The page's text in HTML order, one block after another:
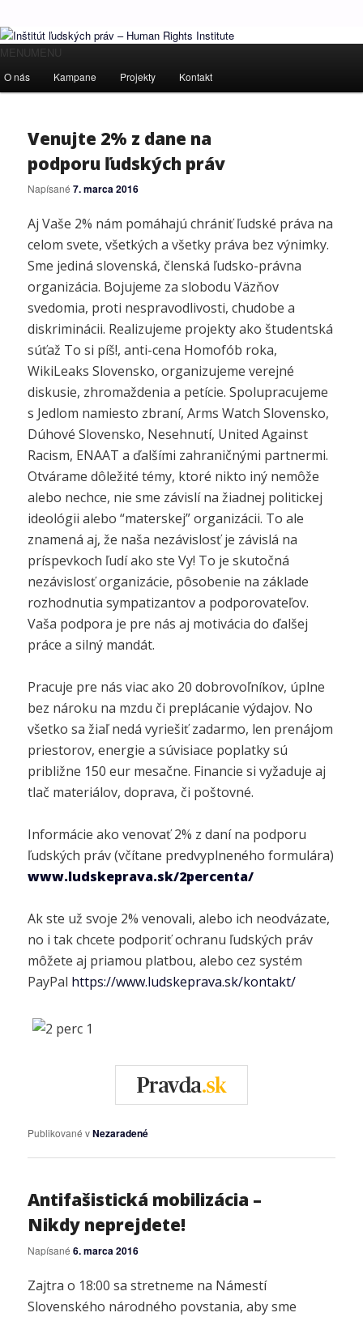
Inštitút ľudských práv – Human
Rights Institute
Ľudské práva pre všetkých!
Hlavné
Preskočiť
na
primárny
obsah
Preskočiť
na
sekundárny
obsah
MENU MENU
O nás Kampane Projekty Kontakt
Venujte 2% z dane na
podporu ľudských práv
Napísané7. marca 2016
Aj Vaše 2% nám pomáhajú chrániť ľudské práva na
celom svete, všetkých a všetky práva bez výnimky.
Sme jediná slovenská, členská ľudsko-právna
organizácia. Bojujeme za slobodu Väzňov
svedomia, proti nespravodlivosti, chudobe a
diskriminácii. Realizujeme projekty ako študentská
súťaž To si píš!, anti-cena Homofób roka,
WikiLeaks Slovensko, organizujeme verejné
diskusie, zhromaždenia a petície. Spolupracujeme
s Jedlom namiesto zbraní, Arms Watch Slovensko,
Dúhové Slovensko, Nesehnutí, United Against
Racism, ENAAT a ďalšími zahraničnými partnermi.
Otvárame dôležité témy, ktoré nikto iný nemôže
alebo nechce, nie sme závislí na žiadnej politickej
ideológii alebo “materskej” organizácii. To ale
znamená aj, že naša nezávislosť je závislá na
príspevkoch ľudí ako ste Vy! To je skutočná
nezávislosť organizácie, pôsobenie na základe
rozhodnutia sympatizantov a podporovateľov.
Vaša podpora je pre nás aj motivácia do ďalšej
práce a silný mandát.
Pracuje pre nás viac ako 20 dobrovoľníkov, úplne
bez nároku na mzdu či preplácanie výdajov. No
všetko sa žiaľ nedá vyriešiť zadarmo, len prenájom
priestorov, energie a súvisiace poplatky sú
približne 150 eur mesačne. Financie si vyžaduje aj
tlač materiálov, doprava, či poštovné.
Informácie ako venovať 2% z daní na podporu
ľudských práv (včítane predvyplneného formulára)
www.ludskeprava.sk/2percenta/
Ak ste už svoje 2% venovali, alebo ich neodvázate,
no i tak chcete podporiť ochranu ľudských práv
môžete aj priamou platbou, alebo cez systém
PayPal https://www.ludskeprava.sk/kontakt/
Publikované vNezaradené
Antifašistická mobilizácia –
Nikdy neprejdete!
Napísané6. marca 2016
Zajtra o 18:00 sa stretneme na Námestí
Slovenského národného povstania, aby sme